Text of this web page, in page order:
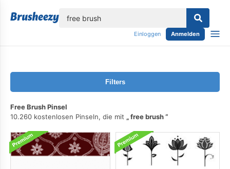
Einloggen Anmelden
Filters
Free Brush Pinsel
10.260 kostenlosen Pinseln, die mit
free brush